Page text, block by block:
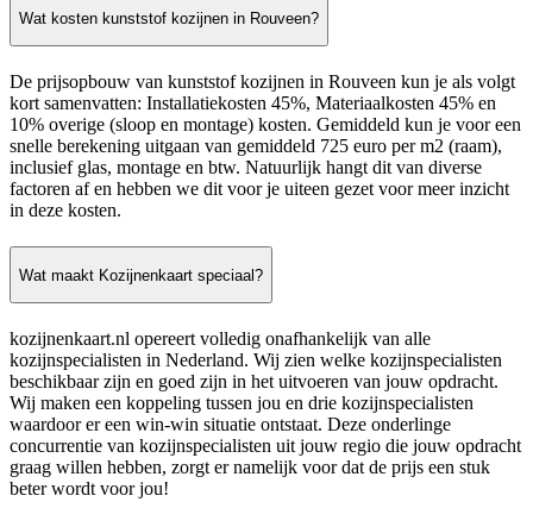
Wat kosten kunststof kozijnen in Rouveen?
De prijsopbouw van kunststof kozijnen in Rouveen kun je als volgt
kort samenvatten: Installatiekosten 45%, Materiaalkosten 45% en
10% overige (sloop en montage) kosten. Gemiddeld kun je voor een
snelle berekening uitgaan van gemiddeld 725 euro per m2 (raam),
inclusief glas, montage en btw. Natuurlijk hangt dit van diverse
factoren af en hebben we dit voor je uiteen gezet voor meer inzicht
in deze kosten.
Wat maakt Kozijnenkaart speciaal?
kozijnenkaart.nl opereert volledig onafhankelijk van alle
kozijnspecialisten in Nederland. Wij zien welke kozijnspecialisten
beschikbaar zijn en goed zijn in het uitvoeren van jouw opdracht.
Wij maken een koppeling tussen jou en drie kozijnspecialisten
waardoor er een win-win situatie ontstaat. Deze onderlinge
concurrentie van kozijnspecialisten uit jouw regio die jouw opdracht
graag willen hebben, zorgt er namelijk voor dat de prijs een stuk
beter wordt voor jou!